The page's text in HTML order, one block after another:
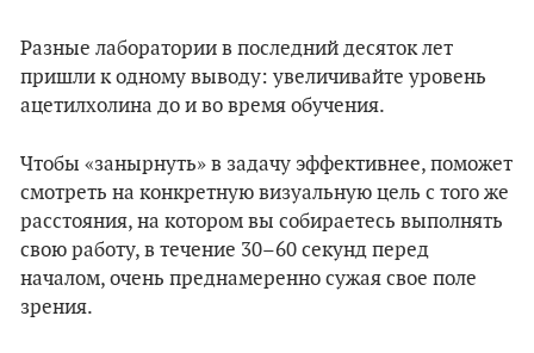
Разные лаборатории в последний десяток лет
пришли к одному выводу: увеличивайте уровень
ацетилхолина до и во время обучения.
Чтобы «занырнуть» в задачу эффективнее, поможет
смотреть на конкретную визуальную цель с того же
расстояния, на котором вы собираетесь выполнять
свою работу, в течение 30–60 секунд перед
началом, очень преднамеренно сужая свое поле
зрения.